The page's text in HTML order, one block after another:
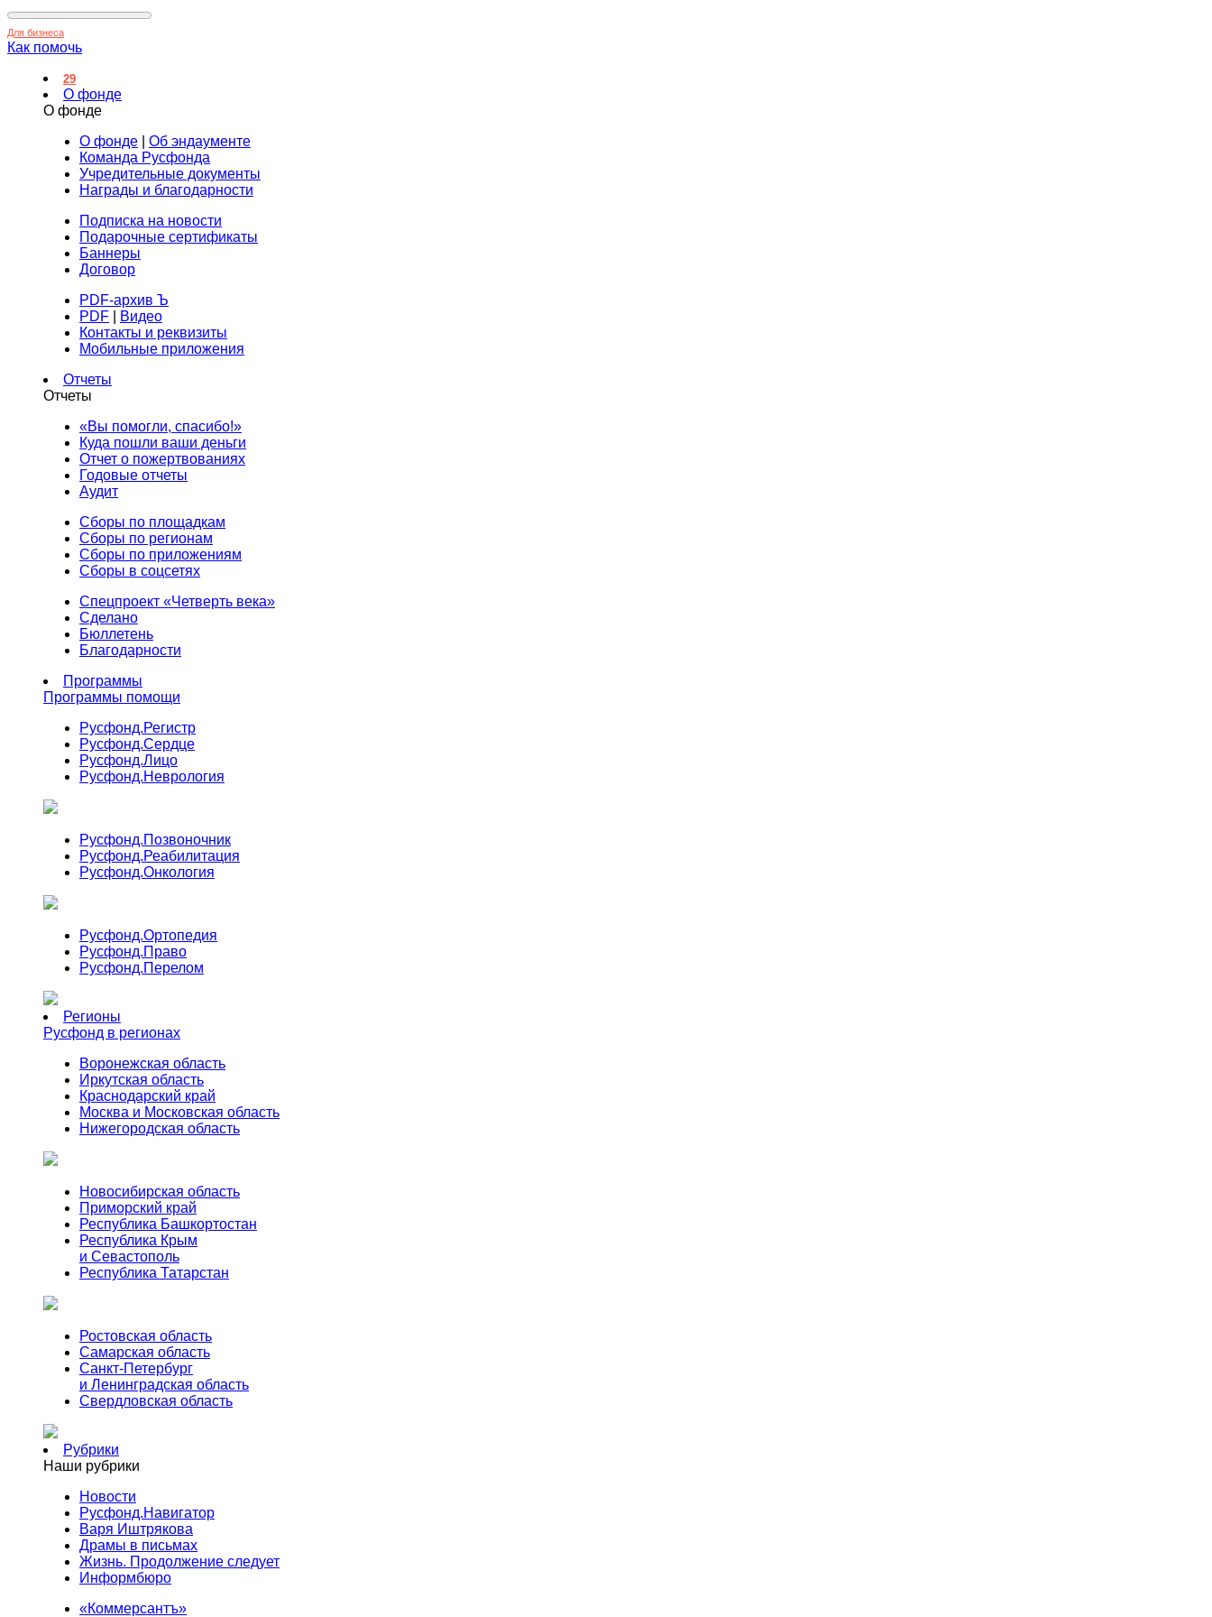
Для бизнеса
Как помочь
29
О фонде
О фонде
О фонде
Об эндаументе
Команда Русфонда
Учредительные документы
Награды и благодарности
Подписка на новости
Подарочные сертификаты
Баннеры
Договор
PDF-архив Ъ
PDF
Видео
Контакты и реквизиты
Мобильные приложения
Отчеты
Отчеты
«Вы помогли, спасибо!»
Куда пошли ваши деньги
Отчет о пожертвованиях
Годовые отчеты
Аудит
Сборы по площадкам
Сборы по регионам
Сборы по приложениям
Сборы в соцсетях
Спецпроект «Четверть века»
Сделано
Бюллетень
Благодарности
Программы
Программы помощи
Русфонд.Регистр
Русфонд.Сердце
Русфонд.Лицо
Русфонд.Неврология
Русфонд.Позвоночник
Русфонд.Реабилитация
Русфонд.Онкология
Русфонд.Ортопедия
Русфонд.Право
Русфонд.Перелом
Регионы
Русфонд в регионах
Воронежская область
Иркутская область
Краснодарский край
Москва и Московская область
Нижегородская область
Новосибирская область
Приморский край
Республика Башкортостан
Республика Крым
и Севастополь
Республика Татарстан
Ростовская область
Самарская область
Санкт-Петербург
и Ленинградская область
Свердловская область
Рубрики
Наши рубрики
Новости
Русфонд.Навигатор
Варя Иштрякова
Драмы в письмах
Жизнь. Продолжение следует
Информбюро
«Коммерсантъ»